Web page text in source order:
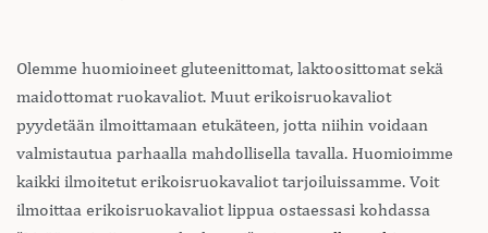
Olemme huomioineet gluteenittomat, laktoosittomat sekä
maidottomat ruokavaliot. Muut erikoisruokavaliot
pyydetään ilmoittamaan etukäteen, jotta niihin voidaan
valmistautua parhaalla mahdollisella tavalla. Huomioimme
kaikki ilmoitetut erikoisruokavaliot tarjoiluissamme. Voit
ilmoittaa erikoisruokavaliot lippua ostaessasi kohdassa